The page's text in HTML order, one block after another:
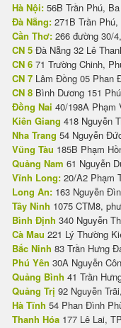
Hà Nội: 56B Trần Phú,
Đà Nẵng: 271B Trần
Cần Thơ: 266 đường 30/
CN 5 Đà Nẵng 32 Lê
CN 6 71 Trường Chinh,
CN 7 Lâm Đồng 05 Phan
CN 8 Bình Dương 151
Đồng Nai 40/198A Phạm
Kiên Giang 418 Nguyễn
Nha Trang 54 Nguyễn
Vũng Tàu 185B Phạm
Quảng Nam 61 Nguyễn
Vĩnh Long: 20/A2 Phạm
Long An: 163 Nguyễn
Tây Ninh 1075 CTM8,
Bình Định 340 Nguyễn
Cà Mau 221 Lý Thường
Bắc Ninh 83 Trần Hưng
Phú Yên 30A Nguyễn
Quảng Bình 41 Trần
Quảng Trị 92 Nguyễn
Hà Tĩnh 54 Phan Đình
Thanh Hóa 177 Lê Lai,